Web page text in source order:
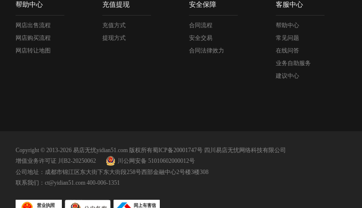
帮助中心
网店出售流程
网店购买流程
网店转让地图
充值提现
充值方式
提现方式
安全保障
合同流程
安全交易
合同法律效力
客服中心
帮助中心
常见问题
在线问答
业务自助服务
建议中心
Copyright © 2013-2026 易店无忧yidian51.com 版权所有蜀ICP备20001747号 四川易店无忧网络科技有限公司
增值业务许可证 川B2-20250062
川公网安备 51010602000012号
公司地址：成都市锦江区东大街下东大街段258号西部金融中心2号楼3楼308
联系我们： ct@yidian51.com 400-006-1351